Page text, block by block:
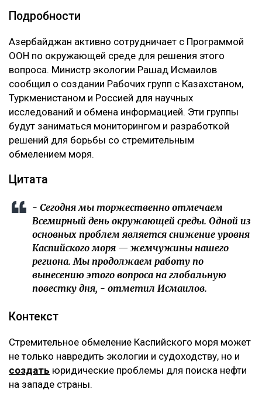
Подробности
Азербайджан активно сотрудничает с Программой
ООН по окружающей среде для решения этого
вопроса. Министр экологии Рашад Исмаилов
сообщил о создании Рабочих групп с Казахстаном,
Туркменистаном и Россией для научных
исследований и обмена информацией. Эти группы
будут заниматься мониторингом и разработкой
решений для борьбы со стремительным
обмелением моря.
Цитата
- Сегодня мы торжественно отмечаем
Всемирный день окружающей среды. Одной из
основных проблем является снижение уровня
Каспийского моря — жемчужины нашего
региона. Мы продолжаем работу по
вынесению этого вопроса на глобальную
повестку дня, - отметил Исмаилов.
Контекст
Стремительное обмеление Каспийского моря может
не только навредить экологии и судоходству, но и
создать юридические проблемы для поиска нефти
на западе страны.